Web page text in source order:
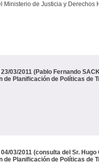
Ministerio de Justicia y Derechos
03/2011 (Pablo Fernando
de Planificación de Políticas de
03/2011 (consulta del Sr. Hugo
de Planificación de Políticas de